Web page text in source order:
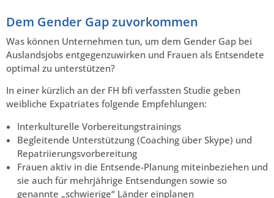
Dem Gender Gap zuvorkommen
Was können Unternehmen tun, um dem Gender Gap bei
Auslandsjobs entgegenzuwirken und Frauen als Entsendete
optimal zu unterstützen?
In einer kürzlich an der FH bfi verfassten Studie geben
weibliche Expatriates folgende Empfehlungen:
Interkulturelle Vorbereitungstrainings
Begleitende Unterstützung (Coaching über Skype) und
Repatriierungsvorbereitung
Frauen aktiv in die Entsende-Planung miteinbeziehen und
sie auch für mehrjährige Entsendungen sowie so
genannte „schwierige“ Länder einplanen